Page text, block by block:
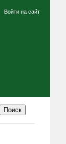
Войти на сайт